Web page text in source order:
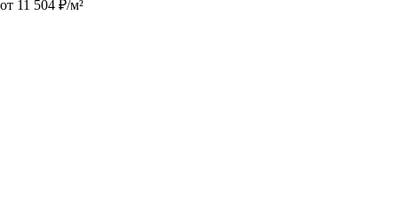
от 11 504 ₽/м²